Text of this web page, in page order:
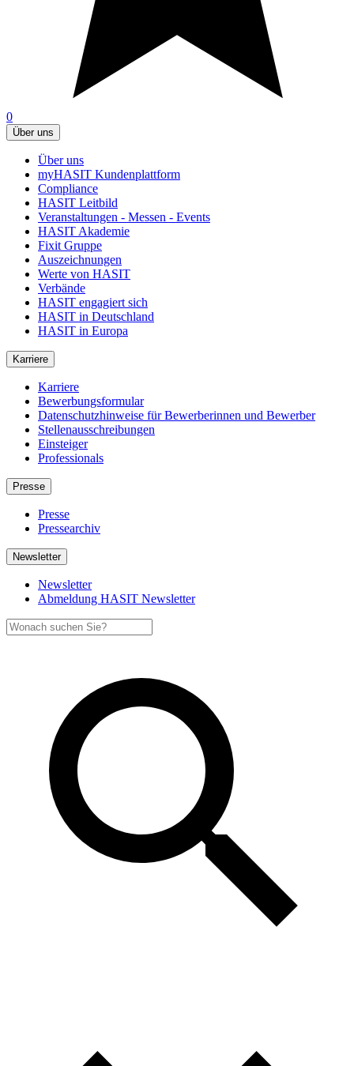
0
Über uns
Über uns
myHASIT Kundenplattform
Compliance
HASIT Leitbild
Veranstaltungen - Messen - Events
HASIT Akademie
Fixit Gruppe
Auszeichnungen
Werte von HASIT
Verbände
HASIT engagiert sich
HASIT in Deutschland
HASIT in Europa
Karriere
Karriere
Bewerbungsformular
Datenschutzhinweise für Bewerberinnen und Bewerber
Stellenausschreibungen
Einsteiger
Professionals
Presse
Presse
Pressearchiv
Newsletter
Newsletter
Abmeldung HASIT Newsletter